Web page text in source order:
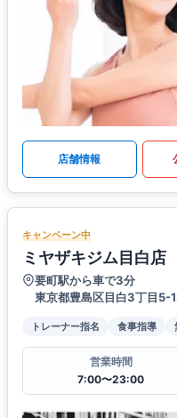
店舗情報
キャンペーン中
ミヤザキジム目白店
要町駅から車で3分
東京都豊島区目白3丁目5-
トレーナー指名 食事指導
営業時間
7:00〜23:00